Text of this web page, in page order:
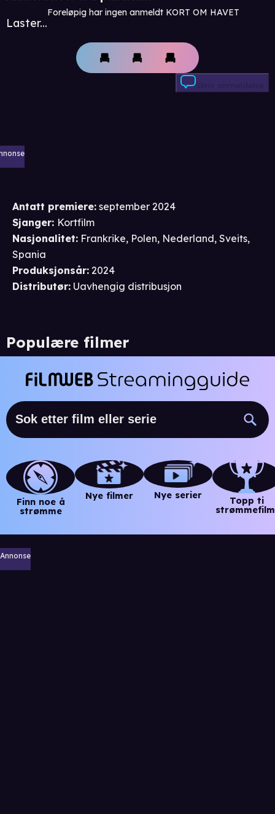
Laster...
Foreløpig har ingen anmeldt KORT OM HAVET
Skriv anmeldelse
Antatt premiere: september 2024
Sjanger: Kortfilm
Nasjonalitet: Frankrike, Polen, Nederland, Sveits,
Spania
Produksjonsår: 2024
Distributør: Uavhengig distribusjon
Populære filmer
Finn noe å
strømme
Nye filmer Nye serier
Topp ti
Annonse